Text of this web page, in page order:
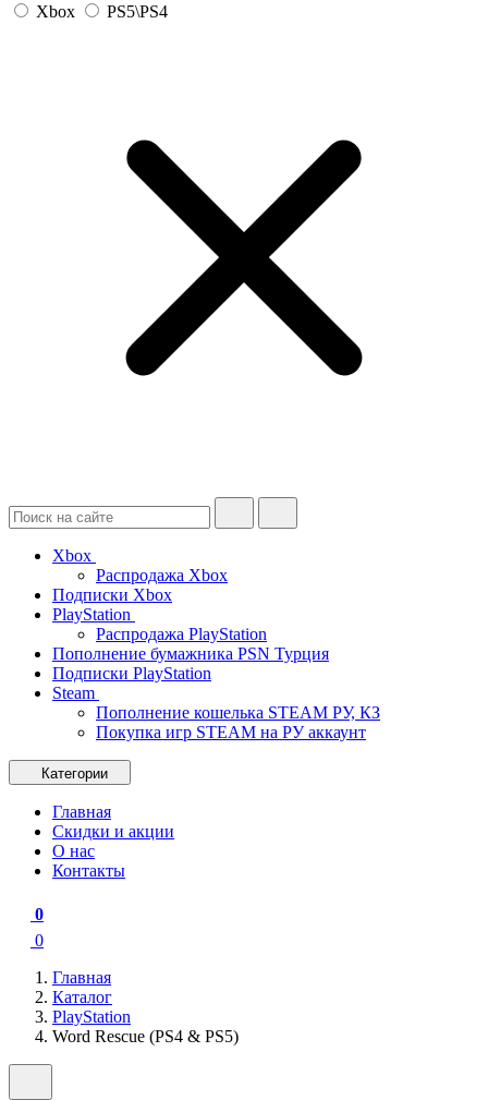
Xbox PS5\PS4
Xbox
Распродажа Xbox
Подписки Xbox
PlayStation
Распродажа PlayStation
Пополнение бумажника PSN Турция
Подписки PlayStation
Steam
Пополнение кошелька STEAM РУ, КЗ
Покупка игр STEAM на РУ аккаунт
Категории
Главная
Скидки и акции
О нас
Контакты
0
0
Главная
Каталог
PlayStation
Word Rescue (PS4 & PS5)